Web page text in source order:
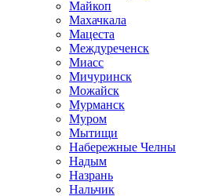
Майкоп
Махачкала
Мацеста
Междуреченск
Миасс
Мичуринск
Можайск
Мурманск
Муром
Мытищи
Набережные Челны
Надым
Назрань
Нальчик